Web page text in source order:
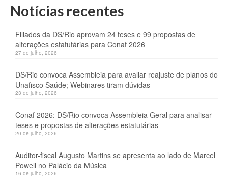
Notícias recentes
Filiados da DS/Rio aprovam 24 teses e 99 propostas de
alterações estatutárias para Conaf 2026
27 de julho, 2026
DS/Rio convoca Assembleia para avaliar reajuste de planos do
Unafisco Saúde; Webinares tiram dúvidas
23 de julho, 2026
Conaf 2026: DS/Rio convoca Assembleia Geral para analisar
teses e propostas de alterações estatutárias
20 de julho, 2026
Auditor-fiscal Augusto Martins se apresenta ao lado de Marcel
Powell no Palácio da Música
16 de julho, 2026